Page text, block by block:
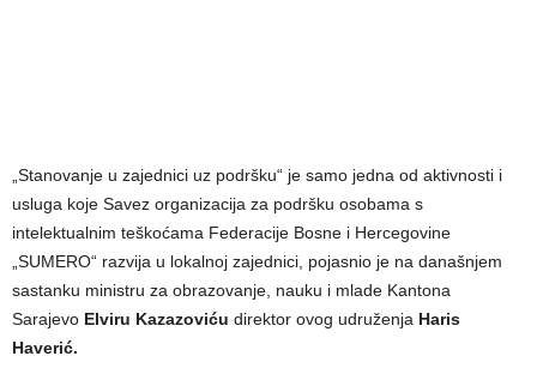
„Stanovanje u zajednici uz podršku“ je samo jedna od aktivnosti i
usluga koje Savez organizacija za podršku osobama s
intelektualnim teškoćama Federacije Bosne i Hercegovine
„SUMERO“ razvija u lokalnoj zajednici, pojasnio je na današnjem
sastanku ministru za obrazovanje, nauku i mlade Kantona
Sarajevo Elviru Kazazoviću direktor ovog udruženja Haris
Haverić.